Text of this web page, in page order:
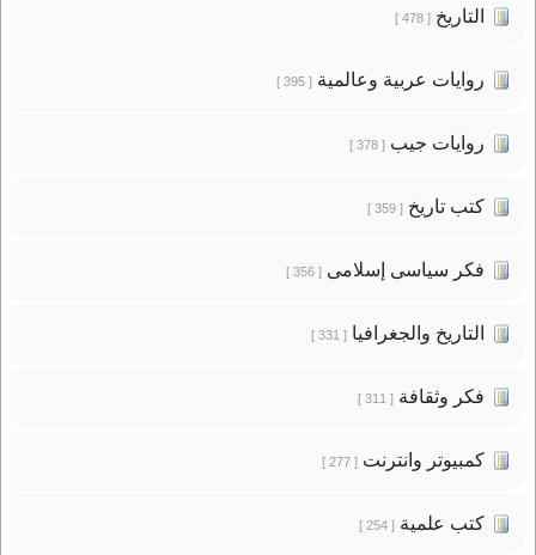
التاريخ[ 478 ]
روايات عربية وعالمية[ 395 ]
روايات جيب[ 378 ]
كتب تاريخ[ 359 ]
فكر سياسى إسلامى[ 356 ]
التاريخ والجغرافيا[ 331 ]
فكر وثقافة[ 311 ]
كمبيوتر وانترنت[ 277 ]
كتب علمية[ 254 ]